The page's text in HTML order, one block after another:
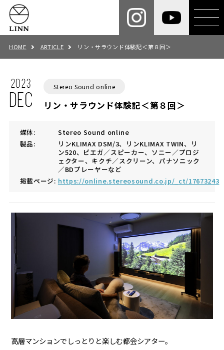
HOME ARTICLE リン・サラウンド体験記＜第８回＞
2023
DEC
Stereo Sound online
リン・サラウンド体験記＜第８回＞
媒体:
Stereo Sound online
製品:
リンKLIMAX DSM/3、リンKLIMAX TWIN、リ
ン520、ピエガ／スピーカー、ソニー／プロジ
ェクター、キクチ／スクリーン、パナソニック
／BDプレーヤーなど
掲載ページ: https://online.stereosound.co.jp/_ct/17673243
高層マンションでしっとりと楽しむ都会シアター。